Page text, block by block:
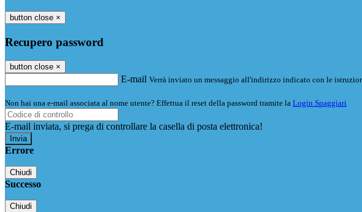
button close ×
Recupero password
button close ×
E-mail Verrà inviato un messaggio all'indirizzo indicato con le
Non hai una e-mail associata al nome utente? Effettua il reset della password tramite la Login Spaggiari
E-mail inviata, si prega di controllare la casella di posta elettronica!
Errore
Chiudi
Successo
Chiudi